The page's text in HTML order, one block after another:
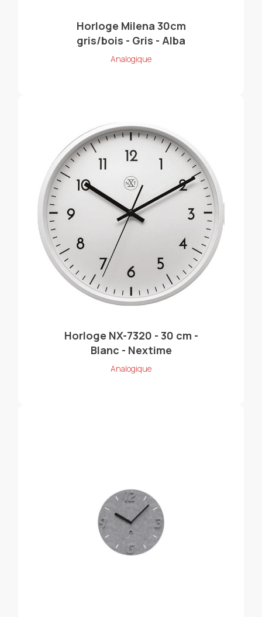
Horloge Milena 30cm
gris/bois - Gris - Alba
Analogique
Horloge NX-7320 - 30 cm -
Blanc - Nextime
Analogique